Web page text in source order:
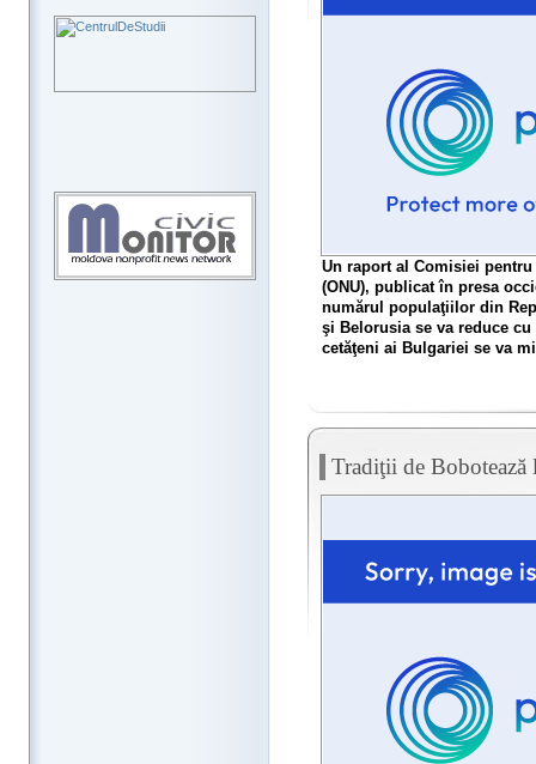
Un raport al Comisiei
(ONU), publicat în presa
numărul populaţiilor din
şi Belorusia se va reduce
cetăţeni ai Bulgariei se va
Tradiţii de Bobotează